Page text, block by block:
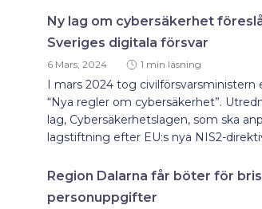
Ny lag om cybersäkerhet
Sveriges digitala försvar
6 Mars, 2024 1 min läsning
I mars 2024 tog
“Nya regler om cybersäkerhet”.
lag, Cybersäkerhetslagen, som ska
lagstiftning efter EU:s nya NIS2-
Region Dalarna får böter för
personuppgifter